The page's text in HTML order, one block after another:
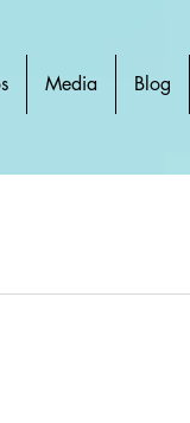
Media Blog